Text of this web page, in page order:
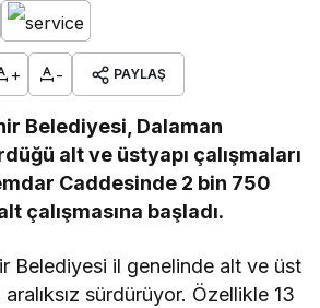
+ - PAYLAŞ
Belediyesi, Dalaman
alt ve üstyapı çalışmaları
Caddesinde 2 bin 750
çalışmasına başladı.
Belediyesi il genelinde alt ve üst
aralıksız sürdürüyor. Özellikle 13